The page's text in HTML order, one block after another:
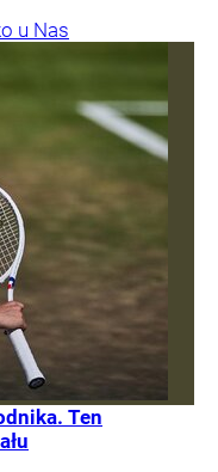
u Nas
Ten